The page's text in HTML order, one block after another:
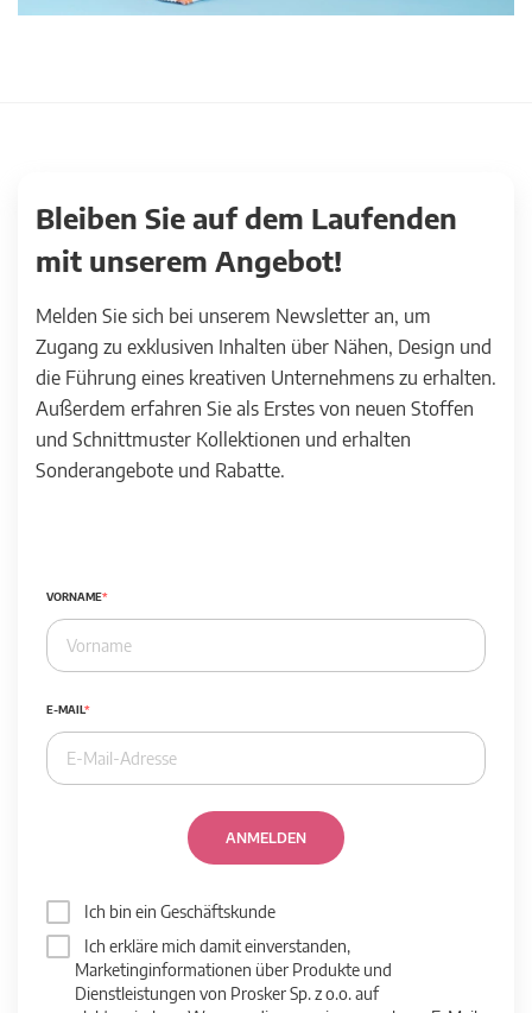
Bleiben Sie auf dem Laufenden
mit unserem Angebot!
Melden Sie sich bei unserem Newsletter an, um
Zugang zu exklusiven Inhalten über Nähen, Design und
die Führung eines kreativen Unternehmens zu erhalten.
Außerdem erfahren Sie als Erstes von neuen Stoffen
und Schnittmuster Kollektionen und erhalten
Sonderangebote und Rabatte.
VORNAME
E-MAIL
ANMELDEN
Ich bin ein Geschäftskunde
Ich erkläre mich damit einverstanden,
Marketinginformationen über Produkte und
Dienstleistungen von Prosker Sp. z o.o. auf